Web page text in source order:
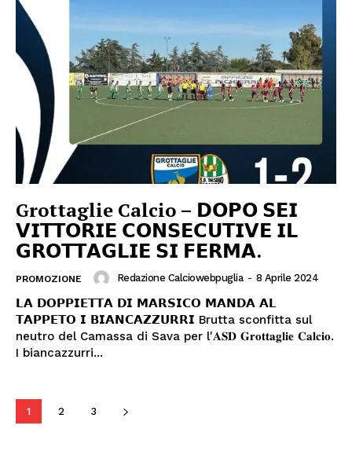
Grottaglie Calcio – 𝗗𝗢𝗣𝗢 𝗦𝗘𝗜
𝗩𝗜𝗧𝗧𝗢𝗥𝗜𝗘 𝗖𝗢𝗡𝗦𝗘𝗖𝗨𝗧𝗜𝗩𝗘 𝗜𝗟
𝗚𝗥𝗢𝗧𝗧𝗔𝗚𝗟𝗜𝗘 𝗦𝗜 𝗙𝗘𝗥𝗠𝗔.
PROMOZIONE Redazione Calciowebpuglia - 8 Aprile 2024
𝗟𝗔 𝗗𝗢𝗣𝗣𝗜𝗘𝗧𝗧𝗔 𝗗𝗜 𝗠𝗔𝗥𝗦𝗜𝗖𝗢 𝗠𝗔𝗡𝗗𝗔 𝗔𝗟
𝗧𝗔𝗣𝗣𝗘𝗧𝗢 𝗜 𝗕𝗜𝗔𝗡𝗖𝗔𝗭𝗭𝗨𝗥𝗥𝗜 Brutta sconfitta sul
neutro del Camassa di Sava per l'𝐀𝐒𝐃 𝐆𝐫𝐨𝐭𝐭𝐚𝐠𝐥𝐢𝐞 𝐂𝐚𝐥𝐜𝐢𝐨.
I biancazzurri...
1 2 3